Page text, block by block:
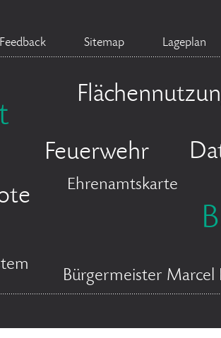
Sitemap Lageplan
Feuerwehr
Ehrenamtskarte
Bürgermeister Marcel